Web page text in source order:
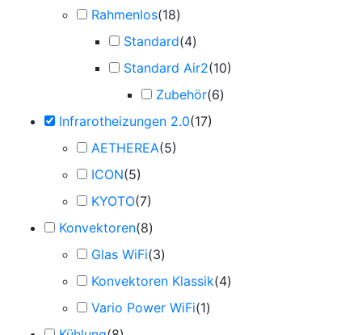
Rahmenlos(18)
Standard(4)
Standard Air2(10)
Zubehör(6)
Infrarotheizungen 2.0(17)
AETHEREA(5)
ICON(5)
KYOTO(7)
Konvektoren(8)
Glas WiFi(3)
Konvektoren Klassik(4)
Vario Power WiFi(1)